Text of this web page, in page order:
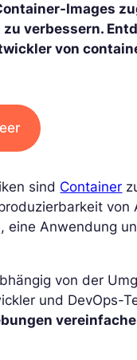
Images
verbessern.
von
sind Container
von
Anwendung
von der
und DevOps-